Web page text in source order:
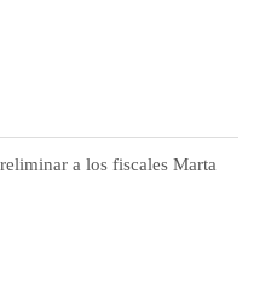
a los fiscales Marta